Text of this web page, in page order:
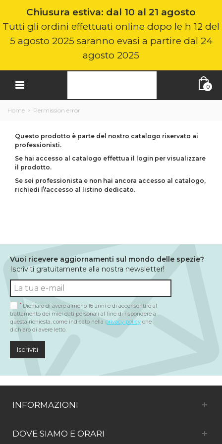
Chiusura estiva: dal 10 al 21 agosto
Tutti gli ordini effettuati online dopo le h 12 del
5 agosto 2025 saranno evasi a partire dal 24
agosto 2025
0
Home > Permission error
Questo prodotto è parte del nostro catalogo riservato ai
professionisti.
Se hai accesso al catalogo effettua il login per visualizzare
il prodotto.
Se sei professionista e non hai ancora accesso al catalogo,
richiedi l\'accesso al listino dedicato.
Vuoi ricevere aggiornamenti sul mondo delle spezie?
Iscriviti gratuitamente alla nostra newsletter!
* Dichiaro di avere almeno 16 anni e di acconsentire al
trattamento dei miei dati personali al fine di rispondere a
questa richiesta, come indicato nella privacy policy che
dichiaro di avere letto.
Iscriviti
INFORMAZIONI
DOVE SIAMO E ORARI